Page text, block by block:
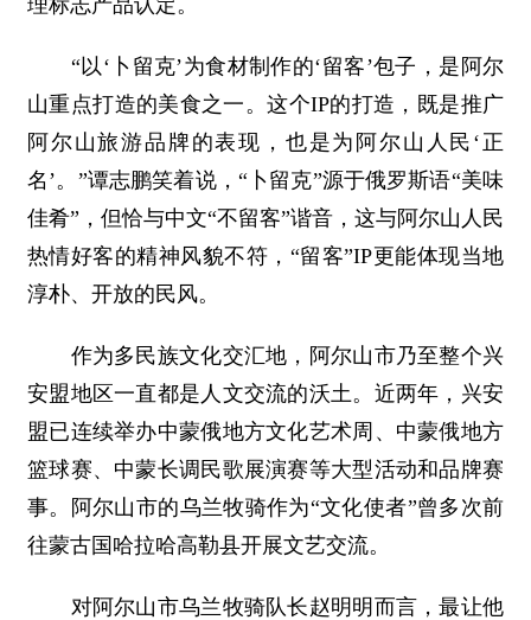
“以‘卜留克’为食材制作的‘留客’包子，是阿尔
山重点打造的美食之一。这个IP的打造，既是推广
阿尔山旅游品牌的表现，也是为阿尔山人民‘正
名’。”谭志鹏笑着说，“卜留克”源于俄罗斯语“美味
佳肴”，但恰与中文“不留客”谐音，这与阿尔山人民
热情好客的精神风貌不符，“留客”IP更能体现当地
淳朴、开放的民风。
作为多民族文化交汇地，阿尔山市乃至整个兴
安盟地区一直都是人文交流的沃土。近两年，兴安
盟已连续举办中蒙俄地方文化艺术周、中蒙俄地方
篮球赛、中蒙长调民歌展演赛等大型活动和品牌赛
事。阿尔山市的乌兰牧骑作为“文化使者”曾多次前
往蒙古国哈拉哈高勒县开展文艺交流。
对阿尔山市乌兰牧骑队长赵明明而言，最让他